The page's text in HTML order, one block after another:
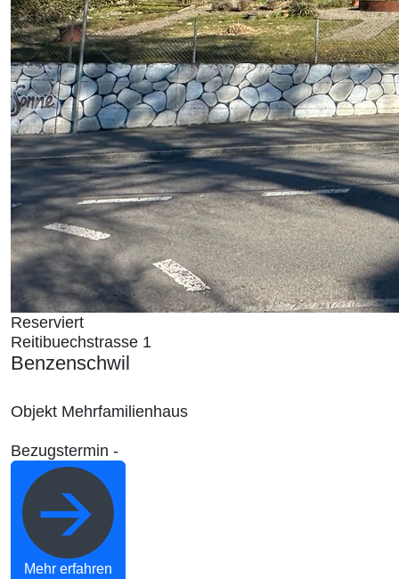
Reserviert
Reitibuechstrasse 1
Benzenschwil
Objekt Mehrfamilienhaus
Bezugstermin -
Mehr erfahren